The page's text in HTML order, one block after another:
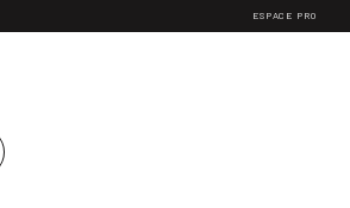
ESPACE PRO